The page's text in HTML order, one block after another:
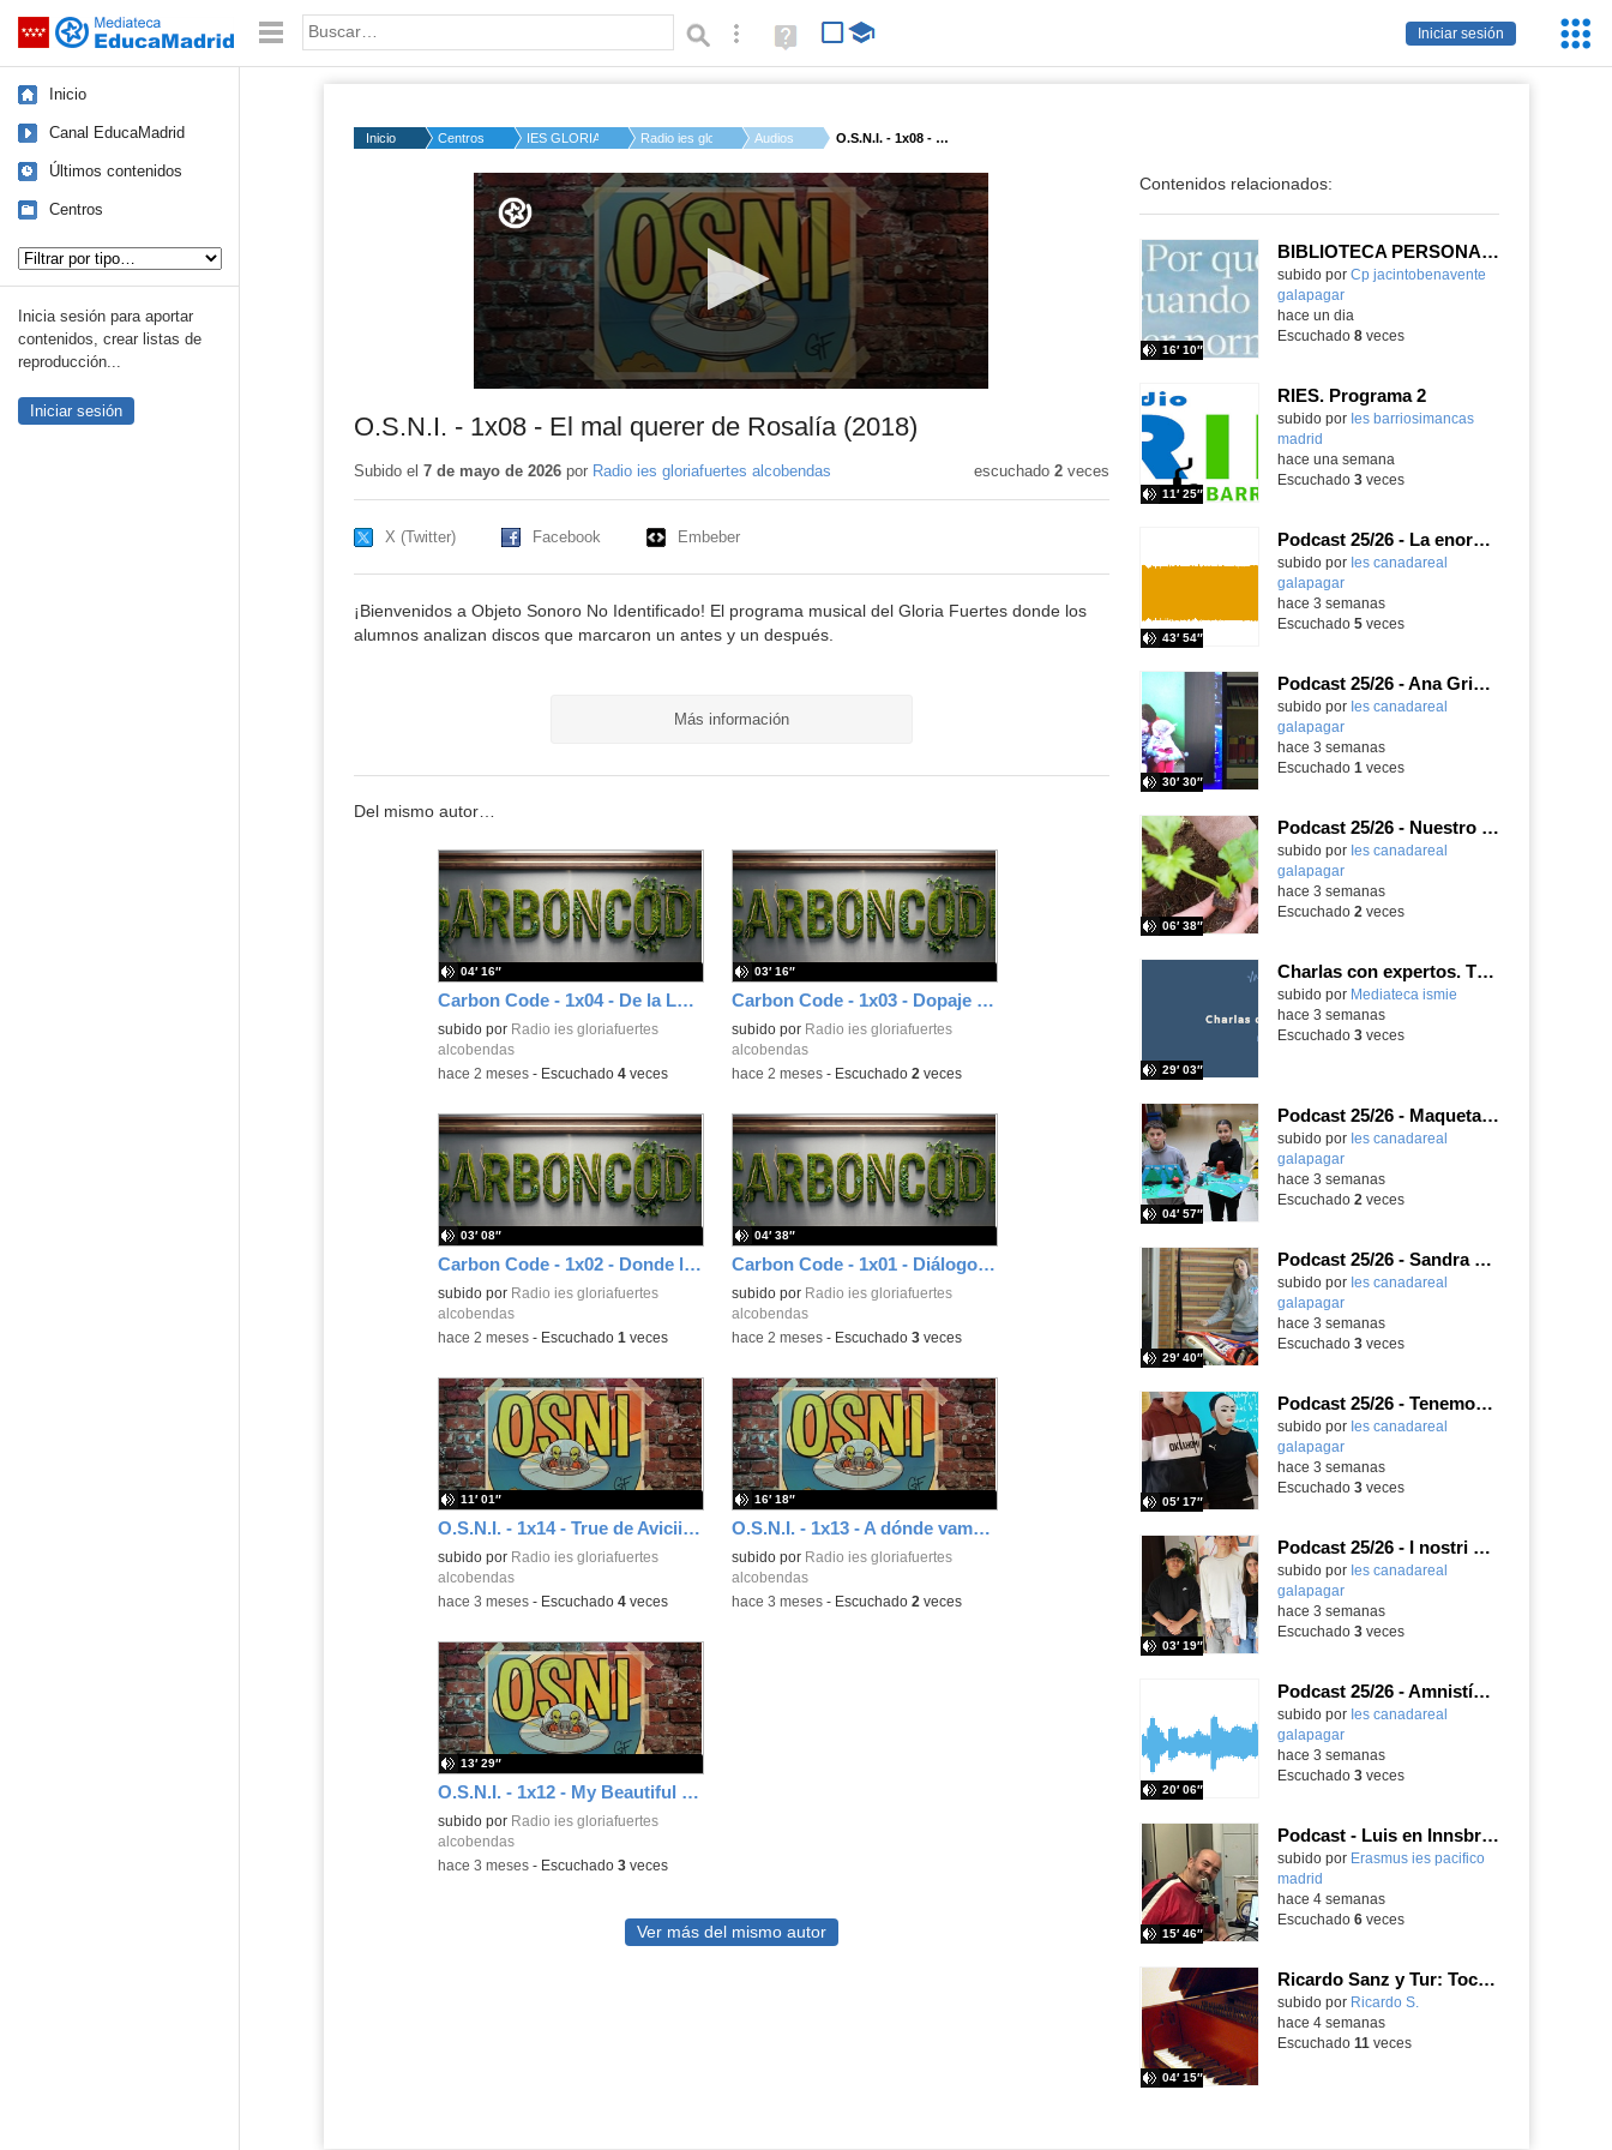
Saltar navegación
Iniciar sesión
Palabra o frase: Búsqueda avanzada
Ayuda
(en
Inicio
Canal EducaMadrid
Últimos contenidos
Centros
Inicia sesión para aportar
contenidos, crear listas de
reproducción...
Iniciar sesión
Inicio Centros IES GLORIA FUERTES A...Radio ies gloriafue...Audios O.S.N.I. - 1x08 - El...
Volume
50%
O.S.N.I. - 1x08 - El mal querer de Rosalía (2018)
Subido el 7 de mayo de 2026por Radio ies gloriafuertes alcobendas escuchado 2veces
X (Twitter) Facebook Embeber
¡Bienvenidos a Objeto Sonoro No Identificado! El programa musical del Gloria Fuertes donde los
alumnos analizan discos que marcaron un antes y un después.
Más información
Del mismo autor…
Carbon Code - 1x04 - De la Luna, el espacios y sus naves
subido por Radio ies gloriafuertes
alcobendas
04′ 16″
-hace 2 meses- Escuchado 4veces
Carbon Code - 1x03 - Dopaje en el deporte
subido por Radio ies gloriafuertes
alcobendas
03′ 16″
-hace 2 meses- Escuchado 2 veces
Carbon Code - 1x02 - Donde la vida no debería existir
subido por Radio ies gloriafuertes
alcobendas
03′ 08″
-hace 2 meses- Escuchado 1 veces
Carbon Code - 1x01 - Diálogos con la IA
subido por Radio ies gloriafuertes
alcobendas
04′ 38″
-hace 2 meses- Escuchado 3veces
O.S.N.I. - 1x14 - True de Avicii (2013)
subido por Radio ies gloriafuertes
alcobendas
11′ 01″
-hace 3 meses- Escuchado 4veces
O.S.N.I. - 1x13 - A dónde vamos de Morat (2021)
subido por Radio ies gloriafuertes
alcobendas
16′ 18″
-hace 3 meses- Escuchado 2 veces
O.S.N.I. - 1x12 - My Beautiful Dark Twisted Fantasy de Kanye West (2010)
subido por Radio ies gloriafuertes
alcobendas
13′ 29″
-hace 3 meses- Escuchado 3veces
Ver más del mismo autor
Contenidos relacionados:
BIBLIOTECA PERSONAL 9: ¿Por qué ser feliz cuando puedes ser normal?
Contenido educativo.
subido por Cp jacintobenavente
galapagar
16′ 10″
-
hace un dia
Escuchado 8veces
RIES. Programa 2
Contenido educativo.
subido por Ies barriosimancas
madrid
11′ 25″
hace una semana
Escuchado 3veces
Podcast 25/26 - La enorme responsabilidad de ser juez
subido por Ies canadareal
galapagar
43′ 54″
-
hace 3 semanas
Escuchado 5veces
Podcast 25/26 - Ana Griott y los cuentos de las voces olvidadas
subido por Ies canadareal
galapagar
30′ 30″
-
hace 3 semanas
Escuchado 1 veces
Podcast 25/26 - Nuestro huerto escolar
subido por Ies canadareal
galapagar
06′ 38″
-
hace 3 semanas
Escuchado 2 veces
Charlas con expertos. T1, E5. David-Li Ilundáin Reviriego
subido por Mediateca ismie
29′ 03″
hace 3 semanas
Escuchado 3veces
Podcast 25/26 - Maquetas sobre el feudalismo
subido por Ies canadareal
galapagar
04′ 57″
-
hace 3 semanas
Escuchado 2 veces
Podcast 25/26 - Sandra Gómez, campeona de Enduro
subido por Ies canadareal
galapagar
29′ 40″
-
hace 3 semanas
Escuchado 3veces
Podcast 25/26 - Tenemos nueva profesora de Griego ¿Conoces a María Eugenia?
subido por Ies canadareal
galapagar
05′ 17″
-
hace 3 semanas
Escuchado 3veces
Podcast 25/26 - I nostri amici italiani
subido por Ies canadareal
galapagar
03′ 19″
-
hace 3 semanas
Escuchado 3veces
Podcast 25/26 - Amnistía Internacional
subido por Ies canadareal
galapagar
20′ 06″
-
hace 3 semanas
Escuchado 3veces
Podcast - Luis en Innsbruck
subido por Erasmus ies pacifico
madrid
15′ 46″
hace 4 semanas
Escuchado 6veces
Ricardo Sanz y Tur: Tocatina concertante al aire español
subido por Ricardo S.
04′ 15″
hace 4 semanas
Escuchado 11 veces